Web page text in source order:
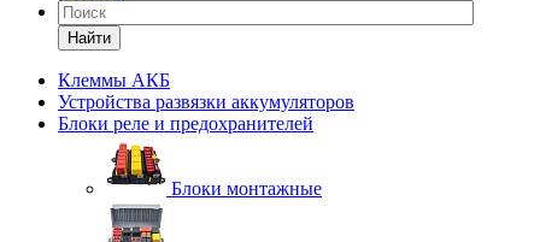
Найти
Клеммы АКБ
Устройства развязки аккумуляторов
Блоки реле и предохранителей
Блоки монтажные